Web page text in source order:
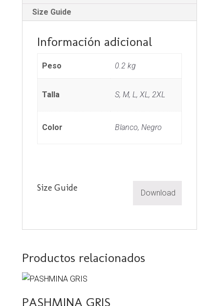
Size Guide
Información adicional
Peso 0.2 kg
Talla S, M, L, XL, 2XL
Color Blanco, Negro
Size Guide Download
Productos relacionados
PASHMINA GRIS